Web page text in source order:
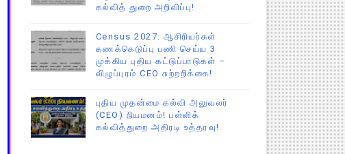
கல்வித் துறை அறிவிப்பு!
Census 2027: ஆசிரியர்கள்
கணக்கெடுப்பு பணி செய்ய 3
முக்கிய புதிய கட்டுப்பாடுகள் –
விழுப்புரம் CEO சுற்றறிக்கை!
புதிய முதன்மை கல்வி அலுவலர்
(CEO) நியமனம்! பள்ளிக்
கல்வித்துறை அதிரடி உத்தரவு!